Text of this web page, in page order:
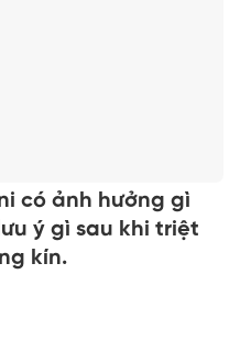
có ảnh hưởng gì
ý gì sau khi triệt
kín.